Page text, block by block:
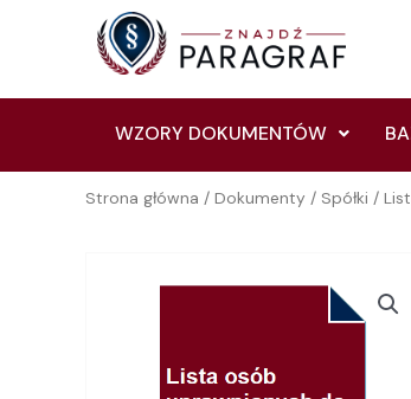
WZORY DOKUMENTÓW
Strona główna / Dokumenty / Spółki /